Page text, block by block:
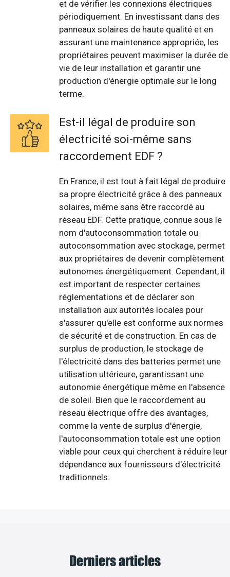
et de vérifier les connexions électriques
périodiquement. En investissant dans des
panneaux solaires de haute qualité et en
assurant une maintenance appropriée, les
propriétaires peuvent maximiser la durée de
vie de leur installation et garantir une
production d'énergie optimale sur le long
terme.
Est-il légal de produire son
électricité soi-même sans
raccordement EDF ?
En France, il est tout à fait légal de produire
sa propre électricité grâce à des panneaux
solaires, même sans être raccordé au
réseau EDF. Cette pratique, connue sous le
nom d'autoconsommation totale ou
autoconsommation avec stockage, permet
aux propriétaires de devenir complètement
autonomes énergétiquement. Cependant, il
est important de respecter certaines
réglementations et de déclarer son
installation aux autorités locales pour
s'assurer qu'elle est conforme aux normes
de sécurité et de construction. En cas de
surplus de production, le stockage de
l'électricité dans des batteries permet une
utilisation ultérieure, garantissant une
autonomie énergétique même en l'absence
de soleil. Bien que le raccordement au
réseau électrique offre des avantages,
comme la vente de surplus d'énergie,
l'autoconsommation totale est une option
viable pour ceux qui cherchent à réduire leur
dépendance aux fournisseurs d'électricité
traditionnels.
Derniers articles